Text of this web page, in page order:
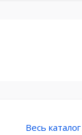
Весь каталог